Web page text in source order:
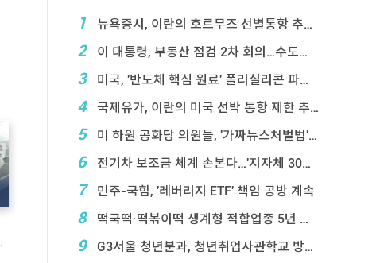
1
뉴욕증시, 이란의 호르무즈 선별통항 추진에 하락
2 이 대통령, 부동산 점검 2차 회의…수도권 공급대책 ...
3 미국, '반도체 핵심 원료' 폴리실리콘 파생상품에 ...
4 국제유가, 이란의 미국 선박 통항 제한 추진에 상승
5 미 하원 공화당 의원들, '가짜뉴스처벌법' 항의 서한
6 전기차 보조금 체계 손본다…'지자체 30％ 매칭' ...
7 민주-국힘, '레버리지 ETF' 책임 공방 계속
8 떡국떡·떡볶이떡 생계형 적합업종 5년 연장…대기업 ...
9 G3서울 청년분과, 청년취업사관학교 방문…성장 지원 ...